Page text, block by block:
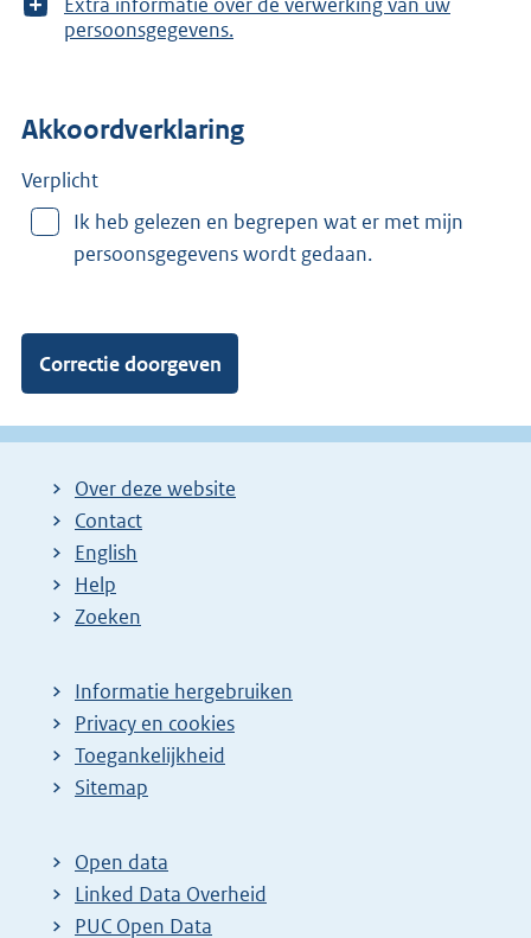
o
e
r
n
persoonsgegevens.
Akkoordverklaring
Verplicht
Ik heb gelezen en begrepen wat er met mijn
persoonsgegevens wordt gedaan.
Over deze website
Contact
English
Help
Zoeken
Informatie hergebruiken
Privacy en cookies
Toegankelijkheid
Sitemap
Open data
Linked Data Overheid
PUC Open Data